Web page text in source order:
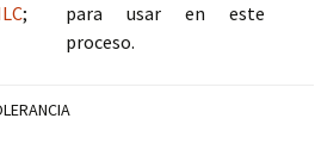
;
para usar en este
proceso.